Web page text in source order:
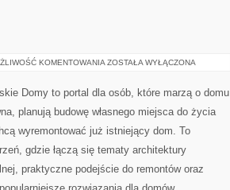
KOMENTOWANIA DOMY
ZOSTAŁA WYŁĄCZONA
Domy to portal dla osób, które marzą o domu
planują budowę własnego miejsca do życia
wyremontować już istniejący dom. To
gdzie łączą się tematy architektury
praktyczne podejście do remontów oraz